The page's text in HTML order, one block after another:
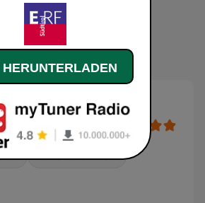
Christliche Musik
HERUNTERLADEN